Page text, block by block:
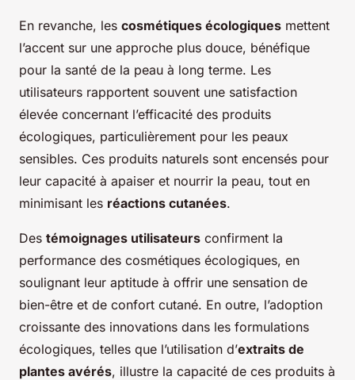
En revanche, les cosmétiques écologiques mettent
l’accent sur une approche plus douce, bénéfique
pour la santé de la peau à long terme. Les
utilisateurs rapportent souvent une satisfaction
élevée concernant l’efficacité des produits
écologiques, particulièrement pour les peaux
sensibles. Ces produits naturels sont encensés pour
leur capacité à apaiser et nourrir la peau, tout en
minimisant les réactions cutanées.
Des témoignages utilisateurs confirment la
performance des cosmétiques écologiques, en
soulignant leur aptitude à offrir une sensation de
bien-être et de confort cutané. En outre, l’adoption
croissante des innovations dans les formulations
écologiques, telles que l’utilisation d’extraits de
plantes avérés, illustre la capacité de ces produits à